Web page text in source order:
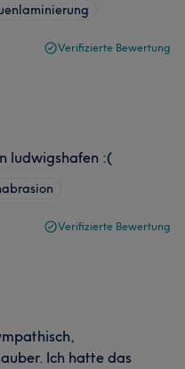
Verifizierte Bewertung
ludwigshafen :(
Verifizierte Bewertung
Ich hatte das